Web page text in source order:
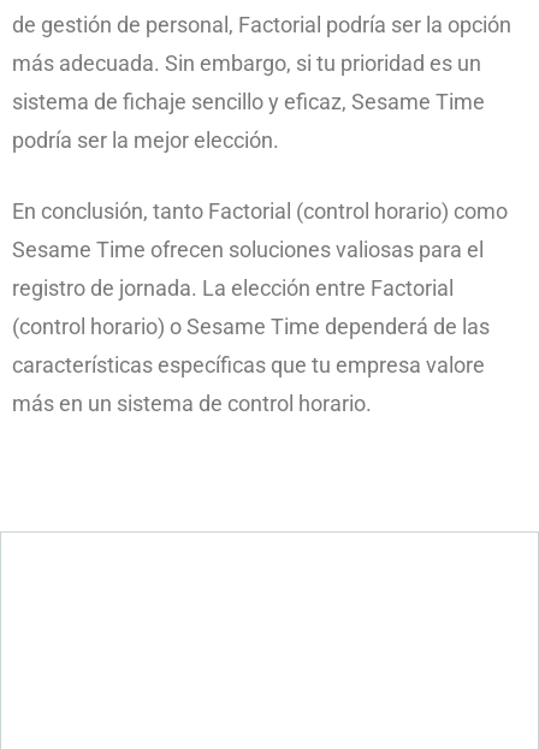
de gestión de personal, Factorial podría ser la opción
más adecuada. Sin embargo, si tu prioridad es un
sistema de fichaje sencillo y eficaz, Sesame Time
podría ser la mejor elección.
En conclusión, tanto Factorial (control horario) como
Sesame Time ofrecen soluciones valiosas para el
registro de jornada. La elección entre Factorial
(control horario) o Sesame Time dependerá de las
características específicas que tu empresa valore
más en un sistema de control horario.